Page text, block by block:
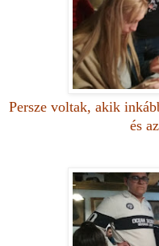
Persze voltak, akik
és